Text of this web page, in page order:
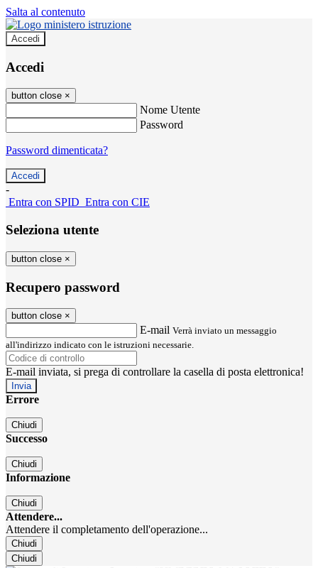
Salta al contenuto
Accedi
Accedi
button close ×
Nome Utente
Password
Password dimenticata?
-
Entra con SPID Entra con CIE
Seleziona utente
button close ×
Recupero password
button close ×
E-mail Verrà inviato un messaggio
all'indirizzo indicato con le istruzioni necessarie.
E-mail inviata, si prega di controllare la casella di posta elettronica!
Errore
Chiudi
Successo
Chiudi
Informazione
Chiudi
Attendere...
Attendere il completamento dell'operazione...
Chiudi
Chiudi